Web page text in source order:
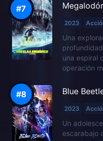
2023
Una
una espiral
operación
Blue
2023
Un
escarabajo